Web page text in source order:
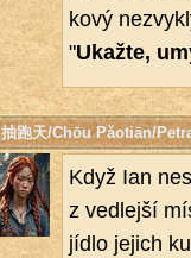
ko­vý
"Ukaž­te,
抽跑天/Chōu Pǎotiān/
Když Ian
z ve­d­lej­ší
jídlo je­jich